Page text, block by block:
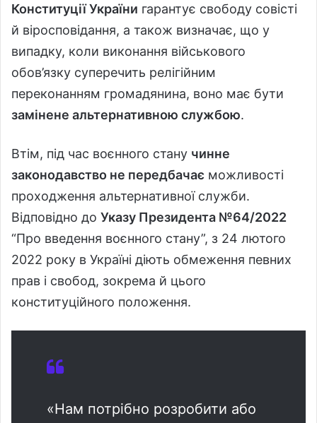
Конституції України гарантує свободу совісті
й віросповідання, а також визначає, що у
випадку, коли виконання військового
обов’язку суперечить релігійним
переконанням громадянина, воно має бути
замінене альтернативною службою.
Втім, під час воєнного стану чинне
законодавство не передбачає можливості
проходження альтернативної служби.
Відповідно до Указу Президента №64/2022
“Про введення воєнного стану”, з 24 лютого
2022 року в Україні діють обмеження певних
прав і свобод, зокрема й цього
конституційного положення.
«Нам потрібно розробити або